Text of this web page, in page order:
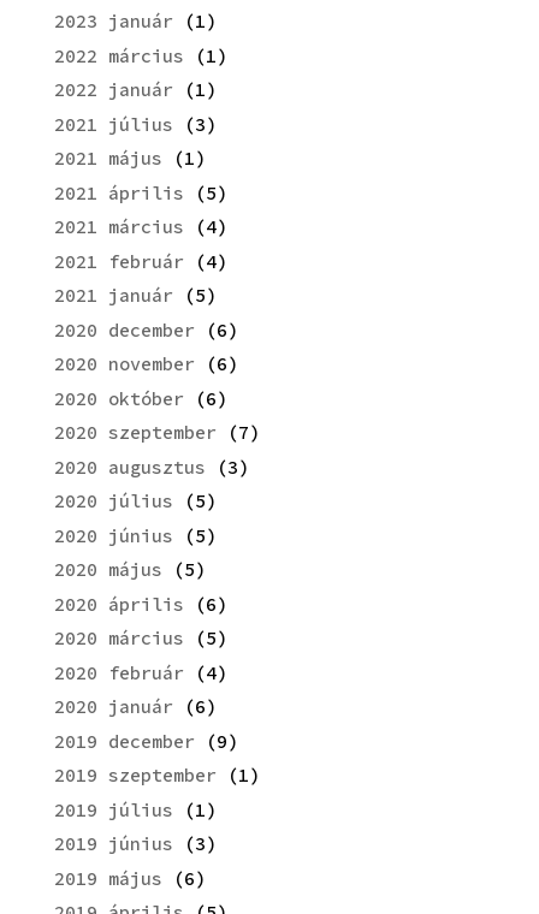
2023 január (1)
2022 március (1)
2022 január (1)
2021 július (3)
2021 május (1)
2021 április (5)
2021 március (4)
2021 február (4)
2021 január (5)
2020 december (6)
2020 november (6)
2020 október (6)
2020 szeptember (7)
2020 augusztus (3)
2020 július (5)
2020 június (5)
2020 május (5)
2020 április (6)
2020 március (5)
2020 február (4)
2020 január (6)
2019 december (9)
2019 szeptember (1)
2019 július (1)
2019 június (3)
2019 május (6)